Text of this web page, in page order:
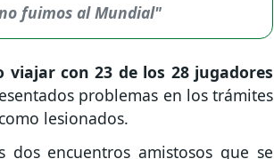
fuimos al Mundial"
viajar con 23 de los 28 jugadores
problemas en los trámites
lesionados.
encuentros amistosos que se